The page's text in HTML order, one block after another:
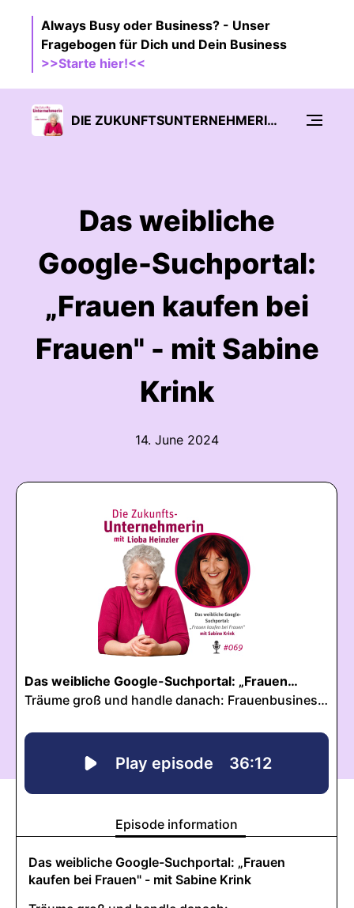
Always Busy oder Business? - Unser
Fragebogen für Dich und Dein Business
>>Starte hier!<<
DIE ZUKUNFTSUNTERNEHMERIN - AUF EIGENTÜMER-LEVEL FÜHREN
Das weibliche
Google-Suchportal:
„Frauen kaufen bei
Frauen" - mit Sabine
Krink
14. June 2024